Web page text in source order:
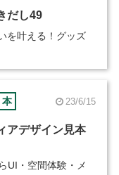
だし49
を叶える！グッズ
本 23/6/15
アデザイン見本
UI・空間体験・メ